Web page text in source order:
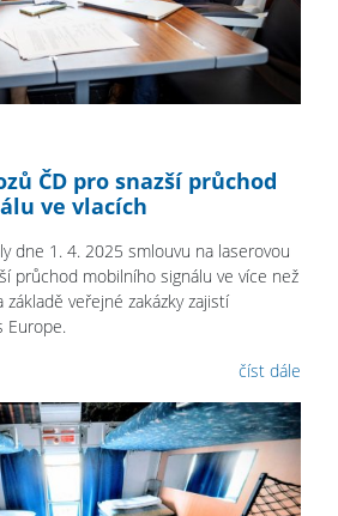
ČD pro snazší průchod
ve vlacích
dne 1. 4. 2025 smlouvu na laserovou
průchod mobilního signálu ve více než
veřejné zakázky zajistí
Europe.
číst dále